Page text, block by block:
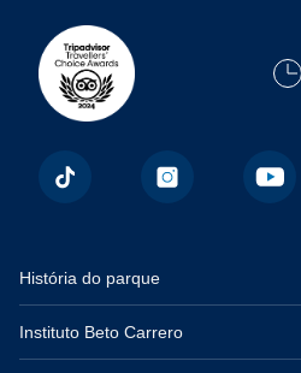
História do parque
Instituto Beto Carrero